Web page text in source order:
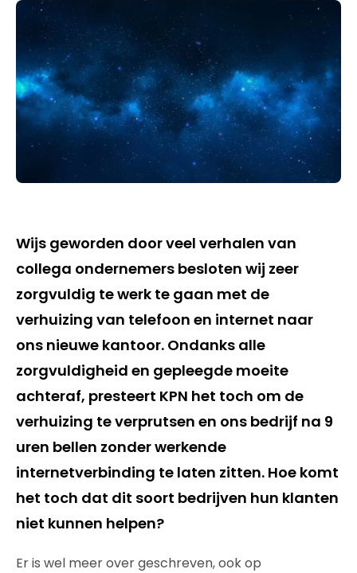
Wijs geworden door veel verhalen van
collega ondernemers besloten wij zeer
zorgvuldig te werk te gaan met de
verhuizing van telefoon en internet naar
ons nieuwe kantoor. Ondanks alle
zorgvuldigheid en gepleegde moeite
achteraf, presteert KPN het toch om de
verhuizing te verprutsen en ons bedrijf na 9
uren bellen zonder werkende
internetverbinding te laten zitten. Hoe komt
het toch dat dit soort bedrijven hun klanten
niet kunnen helpen?
Er is wel meer over geschreven, ook op